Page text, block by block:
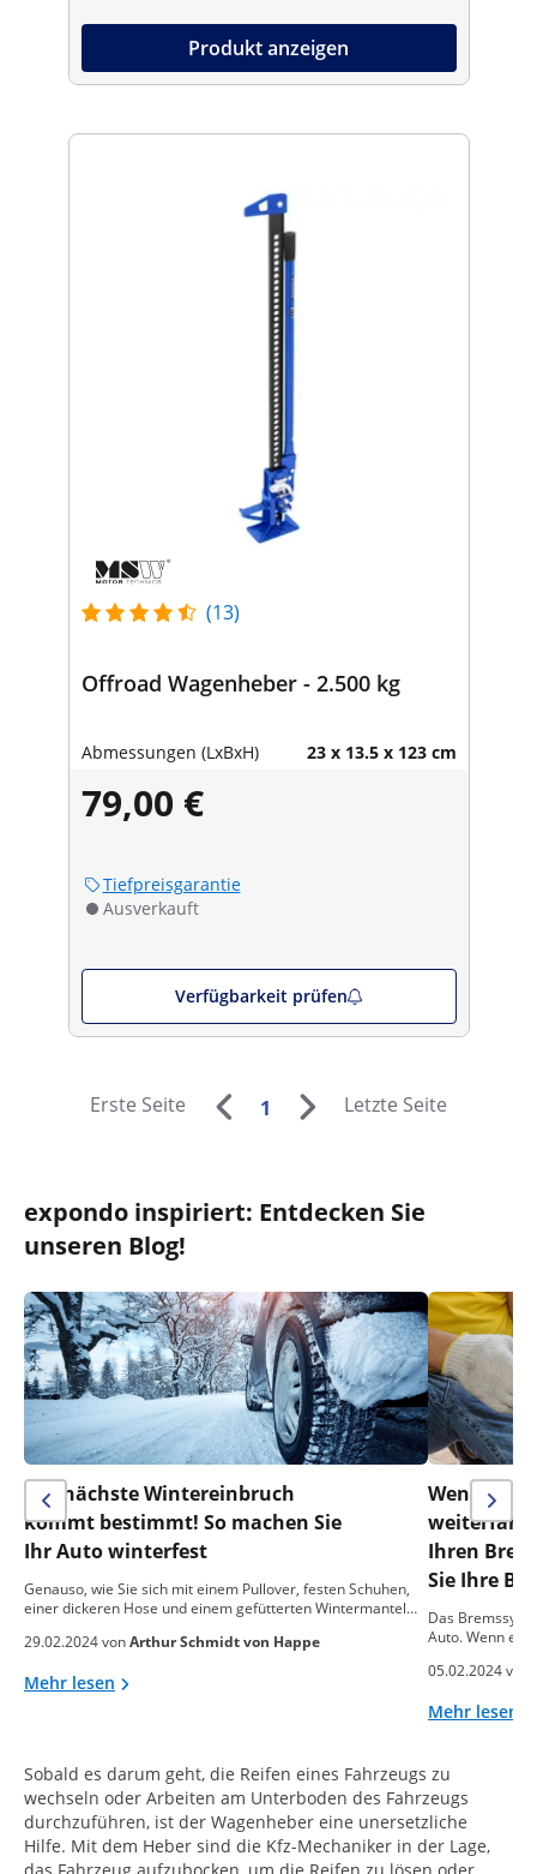
Produkt anzeigen
(13)
Offroad Wagenheber - 2.500 kg
Abmessungen (LxBxH) 23 x 13.5 x 123 cm
79,00 €
Tiefpreisgarantie
Ausverkauft
Verfügbarkeit prüfen
Erste Seite 1 Letzte Seite
expondo inspiriert: Entdecken Sie
unseren Blog!
Der nächste Wintereinbruch
kommt bestimmt! So machen Sie
Ihr Auto winterfest
Genauso, wie Sie sich mit einem Pullover, festen Schuhen,
einer dickeren Hose und einem gefütterten Wintermantel…
29.02.2024 vonArthur Schmidt von Happe
Mehr lesen
Wenn alle
Ihren
Sie Ihre
Das
Auto. Wenn es
05.02.2024 von
Mehr lesen
Sobald es darum geht, die Reifen eines Fahrzeugs zu
wechseln oder Arbeiten am Unterboden des Fahrzeugs
durchzuführen, ist der Wagenheber eine unersetzliche
Hilfe. Mit dem Heber sind die Kfz-Mechaniker in der Lage,